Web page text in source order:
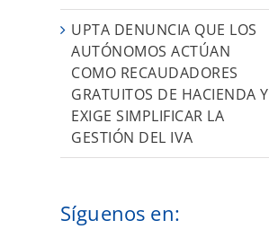
UPTA DENUNCIA QUE LOS
AUTÓNOMOS ACTÚAN
COMO RECAUDADORES
GRATUITOS DE HACIENDA Y
EXIGE SIMPLIFICAR LA
GESTIÓN DEL IVA
Síguenos en: